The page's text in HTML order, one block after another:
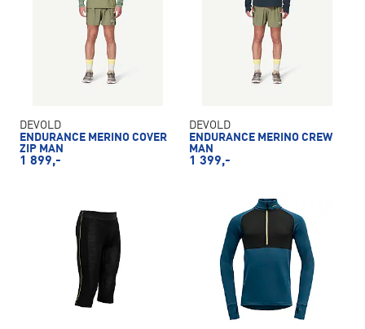
DEVOLD
ENDURANCE MERINO COVER
ZIP MAN
1 899,-
DEVOLD
ENDURANCE MERINO CREW
MAN
1 399,-